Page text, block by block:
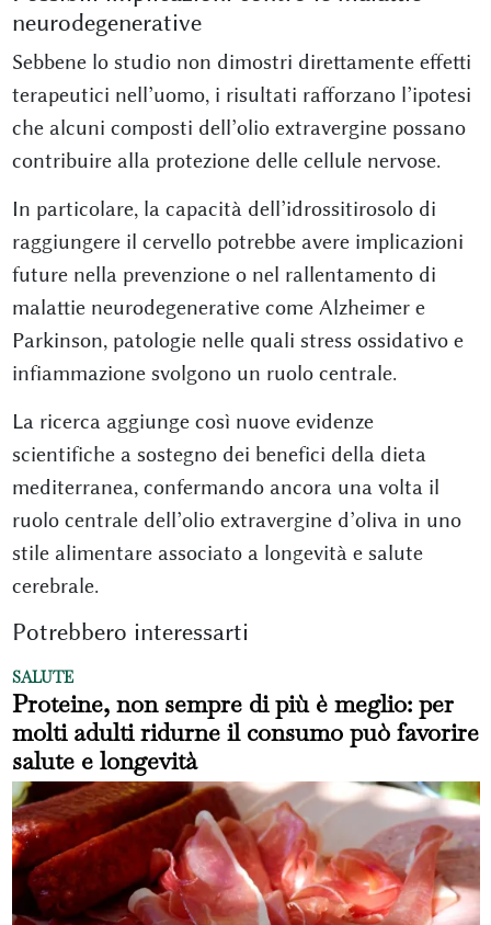
neurodegenerative
Sebbene lo studio non dimostri direttamente effetti
terapeutici nell’uomo, i risultati rafforzano l’ipotesi
che alcuni composti dell’olio extravergine possano
contribuire alla protezione delle cellule nervose.
In particolare, la capacità dell’idrossitirosolo di
raggiungere il cervello potrebbe avere implicazioni
future nella prevenzione o nel rallentamento di
malattie neurodegenerative come Alzheimer e
Parkinson, patologie nelle quali stress ossidativo e
infiammazione svolgono un ruolo centrale.
La ricerca aggiunge così nuove evidenze
scientifiche a sostegno dei benefici della dieta
mediterranea, confermando ancora una volta il
ruolo centrale dell’olio extravergine d’oliva in uno
stile alimentare associato a longevità e salute
cerebrale.
Potrebbero interessarti
SALUTE
Proteine, non sempre di più è meglio: per
molti adulti ridurne il consumo può favorire
salute e longevità